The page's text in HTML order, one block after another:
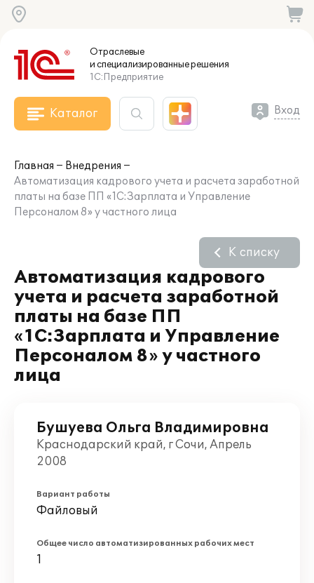
Отраслевые
и специализированныерешения
1С:Предприятие
Каталог Вход
Главная
Внедрения
Автоматизация кадрового учета и расчета заработной
платы на базе ПП «1С:Зарплата и Управление
Персоналом 8» у частного лица
Автоматизация кадрового
учета и расчета заработной
платы на базе ПП
«1С:Зарплата и Управление
Персоналом 8» у частного
лица
К списку
Бушуева Ольга Владимировна
Краснодарский край, г Сочи, Апрель
2008
Вариант работы
Файловый
Общее число автоматизированных рабочих мест
1